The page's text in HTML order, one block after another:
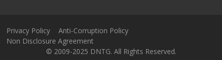
Privacy Policy
Anti-Corruption Policy
Non Disclosure Agreement
© 2009-2025 DNTG. All Rights Reserved.